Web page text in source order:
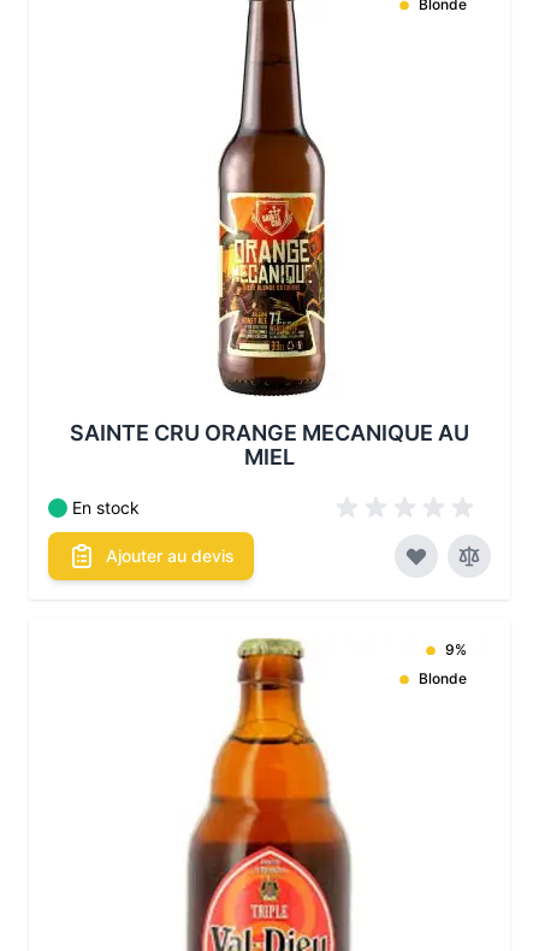
Blonde
Les conditionnements disponibles :
SAINTE CRU ORANGE MECANIQUE AU
MIEL
En stock
Ajouter au devis
9%
Blonde
Les conditionnements disponibles :